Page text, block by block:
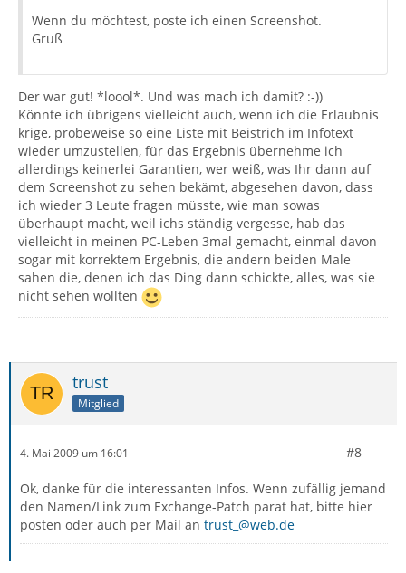
Wenn du möchtest, poste ich einen Screenshot.
Gruß
Der war gut! *loool*. Und was mach ich damit? :-))
Könnte ich übrigens vielleicht auch, wenn ich die Erlaubnis
krige, probeweise so eine Liste mit Beistrich im Infotext
wieder umzustellen, für das Ergebnis übernehme ich
allerdings keinerlei Garantien, wer weiß, was Ihr dann auf
dem Screenshot zu sehen bekämt, abgesehen davon, dass
ich wieder 3 Leute fragen müsste, wie man sowas
überhaupt macht, weil ichs ständig vergesse, hab das
vielleicht in meinen PC-Leben 3mal gemacht, einmal davon
sogar mit korrektem Ergebnis, die andern beiden Male
sahen die, denen ich das Ding dann schickte, alles, was sie
nicht sehen wollten
trust
Mitglied
4. Mai 2009 um 16:01 #8
Ok, danke für die interessanten Infos. Wenn zufällig jemand
den Namen/Link zum Exchange-Patch parat hat, bitte hier
posten oder auch per Mail an trust_@web.de